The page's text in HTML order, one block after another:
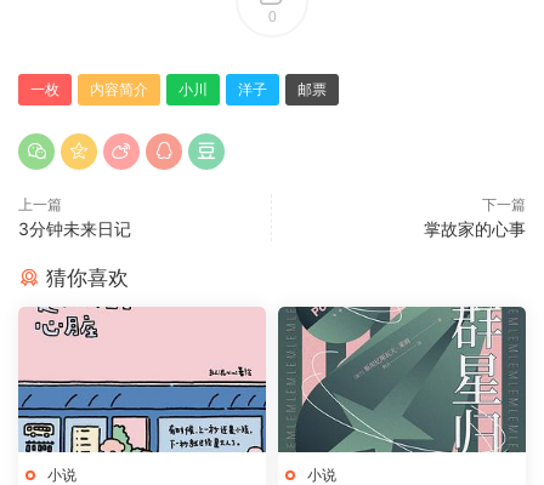
0
一枚 内容简介 小川 洋子 邮票
上一篇
3分钟未来日记
下一篇
掌故家的心事
猜你喜欢
小说 小说